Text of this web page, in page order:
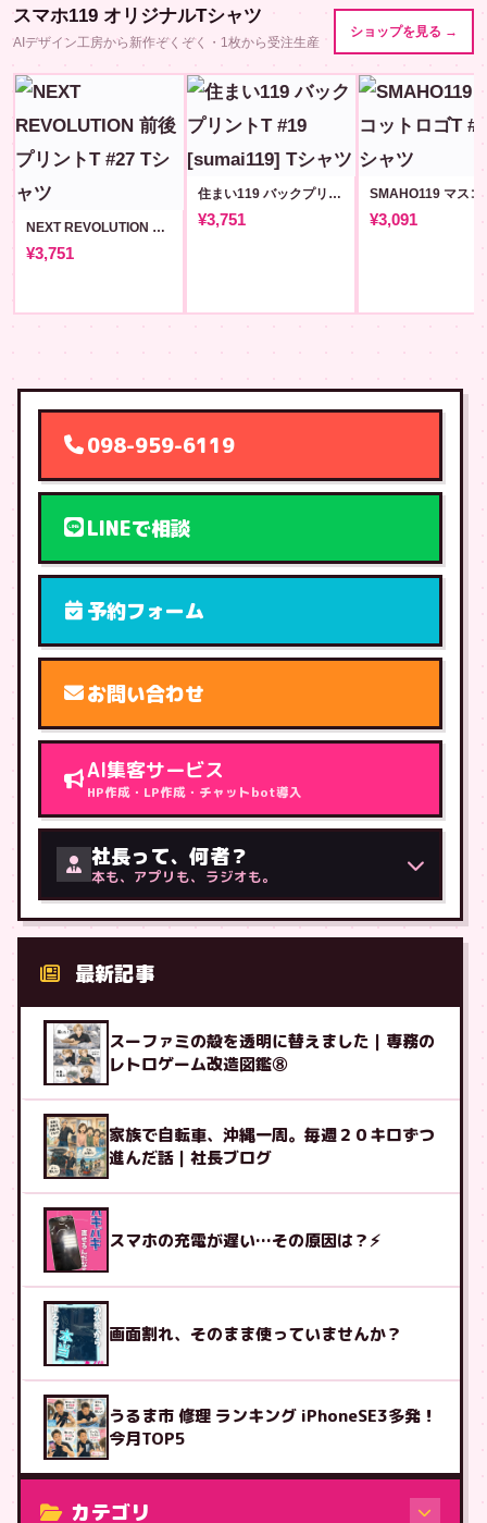
スマホ119 オリジナルTシャツ
AIデザイン工房から新作ぞくぞく・1枚から受注生産
ショップを見る →
NEXT REVOLUTION 前後プリントT #27
¥3,751
住まい119 バックプリントT #19 [sumai119]
¥3,751 ¥3,091
098-959-6119
LINEで相談
予約フォーム
お問い合わせ
AI集客サービス
HP作成・LP作成・チャットbot導入
社長って、何者？
本も、アプリも、ラジオも。
最新記事
スーファミの殻を透明に替えました｜専務の
レトロゲーム改造図鑑⑧
家族で自転車、沖縄一周。毎週２０キロずつ
進んだ話｜社長ブログ
スマホの充電が遅い…その原因は？⚡
画面割れ、そのまま使っていませんか？
うるま市 修理 ランキング iPhoneSE3多発！
今月TOP5
カテゴリ